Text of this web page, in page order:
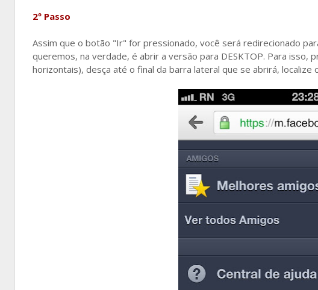
2º Passo
Assim que o botão "Ir" for pressionado, você será redirecionado
queremos, na verdade, é abrir a versão para DESKTOP. Para
horizontais), desça até o final da barra lateral que se abrirá, localize